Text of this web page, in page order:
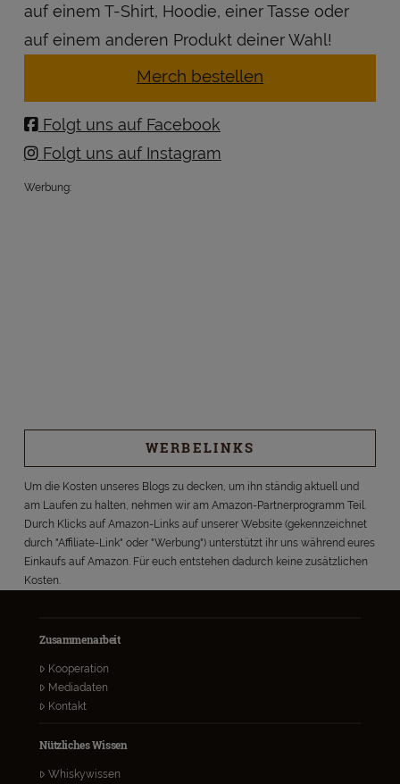
auf einem T-Shirt, Hoodie, einer Tasse oder
auf einem anderen Produkt deiner Wahl!
Merch bestellen
Folgt uns auf Facebook
Folgt uns auf Instagram
Werbung:
WERBELINKS
Um die Kosten unseres Blogs zu decken, um ihn ständig aktuell und
am Laufen zu halten, nehmen wir am Amazon-Partnerprogramm Teil.
Durch Klicks auf Amazon-Links auf unserer Website (gekennzeichnet
durch "Affiliate-Link" oder "Werbung") unterstützt ihr uns während eures
Einkaufs auf Amazon. Für euch entstehen dadurch keine zusätzlichen
Kosten.
Zusammenarbeit
Kooperation
Mediadaten
Kontakt
Nützliches Wissen
Whiskywissen